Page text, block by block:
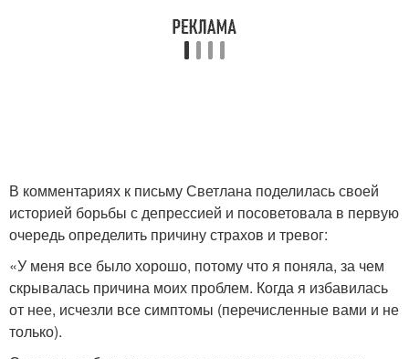
В комментариях к письму Светлана поделилась своей
историей борьбы с депрессией и посоветовала в первую
очередь определить причину страхов и тревог:
«У меня все было хорошо, потому что я поняла, за чем
скрывалась причина моих проблем. Когда я избавилась
от нее, исчезли все симптомы (перечисленные вами и не
только).